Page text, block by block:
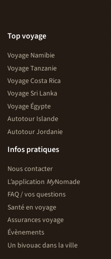
Top voyage
Voyage Namibie
Voyage Tanzanie
Voyage Costa Rica
Voyage Sri Lanka
Voyage Égypte
Autotour Islande
Autotour Jordanie
Infos pratiques
Nous contacter
L’application MyNomade
FAQ / vos questions
Santé en voyage
Assurances voyage
Évènements
Un bivouac dans la ville